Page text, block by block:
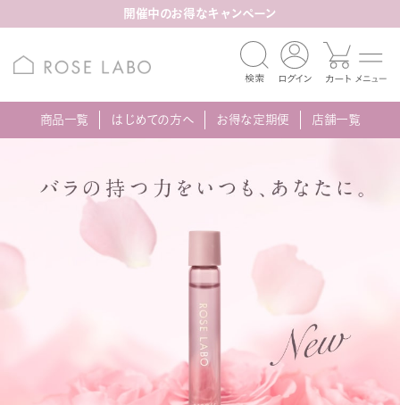
開催中のお得なキャンペーン
商品一覧 はじめての方へ お得な定期便 店舗一覧